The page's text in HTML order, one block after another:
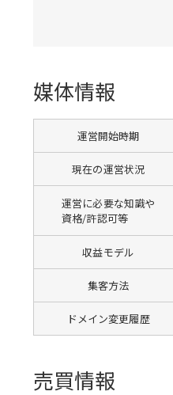
媒体情報
運営開始時期
現在の運営状況
運営に必要な知識や
資格/許認可等
収益モデル
集客方法
ドメイン変更履歴
売買情報